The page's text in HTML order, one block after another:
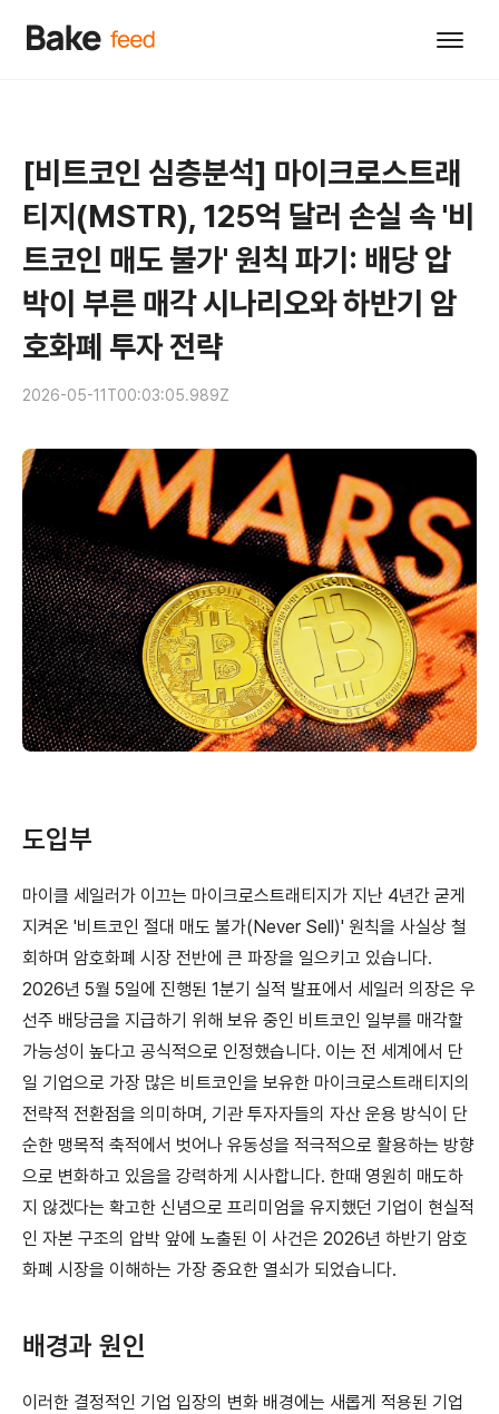
[비트코인 심층분석] 마이크로스트래
티지(MSTR), 125억 달러 손실 속 '비
트코인 매도 불가' 원칙 파기: 배당 압
박이 부른 매각 시나리오와 하반기 암
호화폐 투자 전략
2026-05-11T00:03:05.989Z
도입부
마이클 세일러가 이끄는 마이크로스트래티지가 지난 4년간 굳게
지켜온 '비트코인 절대 매도 불가(Never Sell)' 원칙을 사실상 철
회하며 암호화폐 시장 전반에 큰 파장을 일으키고 있습니다.
2026년 5월 5일에 진행된 1분기 실적 발표에서 세일러 의장은 우
선주 배당금을 지급하기 위해 보유 중인 비트코인 일부를 매각할
가능성이 높다고 공식적으로 인정했습니다. 이는 전 세계에서 단
일 기업으로 가장 많은 비트코인을 보유한 마이크로스트래티지의
전략적 전환점을 의미하며, 기관 투자자들의 자산 운용 방식이 단
순한 맹목적 축적에서 벗어나 유동성을 적극적으로 활용하는 방향
으로 변화하고 있음을 강력하게 시사합니다. 한때 영원히 매도하
지 않겠다는 확고한 신념으로 프리미엄을 유지했던 기업이 현실적
인 자본 구조의 압박 앞에 노출된 이 사건은 2026년 하반기 암호
화폐 시장을 이해하는 가장 중요한 열쇠가 되었습니다.
배경과 원인
이러한 결정적인 기업 입장의 변화 배경에는 새롭게 적용된 기업